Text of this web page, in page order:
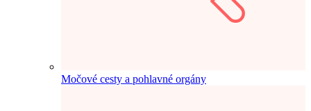
Močové cesty a pohlavné orgány